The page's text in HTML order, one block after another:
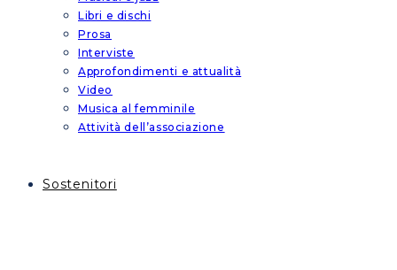
Libri e dischi
Prosa
Interviste
Approfondimenti e attualità
Video
Musica al femminile
Attività dell’associazione
Sostenitori